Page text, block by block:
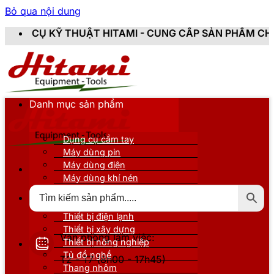
Bỏ qua nội dung
HITAMI - CUNG CẤP SẢN PHẨM CHÍNH HÃNG, MỚI
Văn phòng làm việc:
T2 - T7 (8h00 - 17h45)
Danh mục sản phẩm
Dụng cụ cầm tay
Máy dùng pin
Máy dùng điện
Máy dùng khí nén
Thiết bị nâng đỡ
Thiết bị điện lạnh
Thiết bị xây dựng
Thiết bị nông nghiệp
Tủ đồ nghề
Thang nhôm